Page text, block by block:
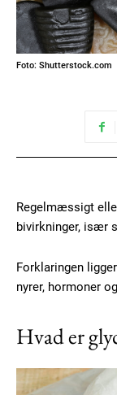
Foto: Shutterstock.com
Regelmæssigt
bivirkninger, især
Forklaringen
nyrer, hormoner
Hvad er